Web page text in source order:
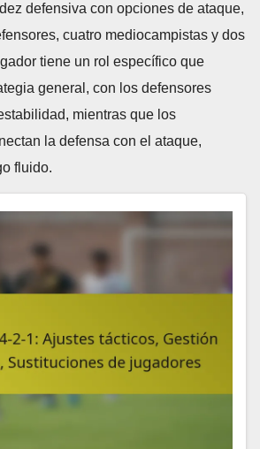
defensiva con opciones de ataque,
cuatro mediocampistas y dos
tiene un rol específico que
general, con los defensores
mientras que los
la defensa con el ataque,
fluido.